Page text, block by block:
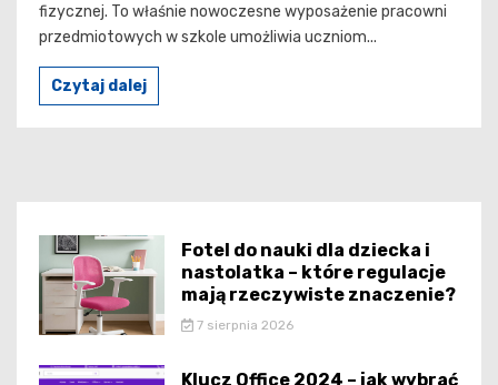
fizycznej. To właśnie nowoczesne wyposażenie pracowni
przedmiotowych w szkole umożliwia uczniom...
Czytaj dalej
Fotel do nauki dla dziecka i
nastolatka – które regulacje
mają rzeczywiste znaczenie?
7 sierpnia 2026
Klucz Office 2024 – jak wybrać